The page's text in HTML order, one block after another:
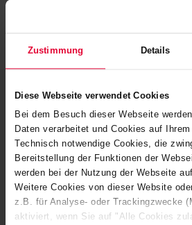
Zustimmung Details
Diese Webseite verwendet Cookies
Bei dem Besuch dieser Webseite
Daten verarbeitet und Cookies auf
Technisch notwendige Cookies, die
Bereitstellung der Funktionen der
werden bei der Nutzung der Webseite
Weitere Cookies von dieser Website
z.B. für Analyse- oder Trackingzwecke
aktiviert, wenn Sie auf "Alle Cookies
Contact
STEULER-KCH GmbH
Berggarten 1
56427 Siershahn